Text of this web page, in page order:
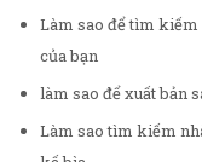
Làm sao để tìm kiếm
của bạn
làm sao để xuất bản
Làm sao tìm kiếm